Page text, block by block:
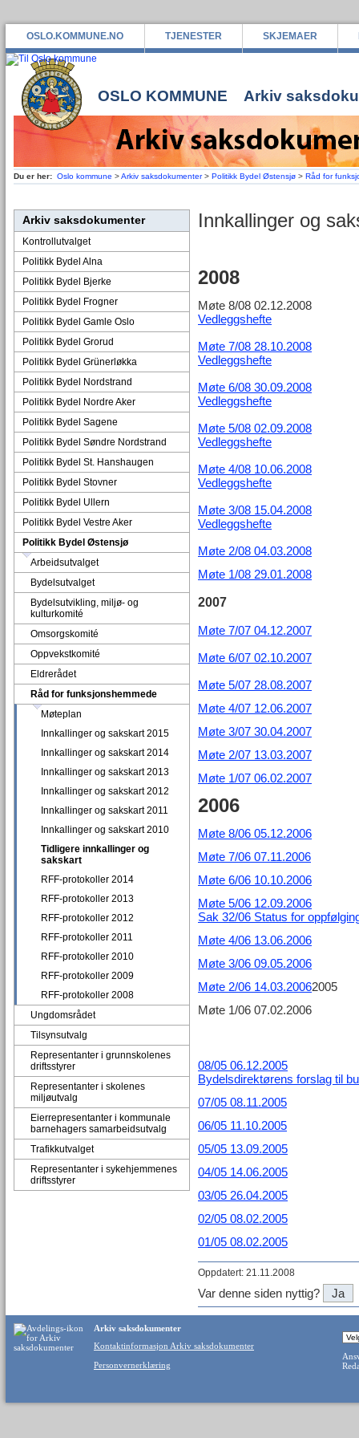
OSLO.KOMMUNE.NO TJENESTER SKJEMAER
OSLO KOMMUNE Arkiv
Du er her: Oslo kommune >Arkiv saksdokumenter> Politikk Bydel Østensjø > Råd for
Arkiv saksdokumenter
Kontrollutvalget
Politikk Bydel Alna
Politikk Bydel Bjerke
Politikk Bydel Frogner
Politikk Bydel Gamle Oslo
Politikk Bydel Grorud
Politikk Bydel Grünerløkka
Politikk Bydel Nordstrand
Politikk Bydel Nordre Aker
Politikk Bydel Sagene
Politikk Bydel Søndre Nordstrand
Politikk Bydel St. Hanshaugen
Politikk Bydel Stovner
Politikk Bydel Ullern
Politikk Bydel Vestre Aker
Politikk Bydel Østensjø
Arbeidsutvalget
Bydelsutvalget
Bydelsutvikling, miljø- og
kulturkomité
Omsorgskomité
Oppvekstkomité
Eldrerådet
Råd for funksjonshemmede
Møteplan
Innkallinger og sakskart 2015
Innkallinger og sakskart 2014
Innkallinger og sakskart 2013
Innkallinger og sakskart 2012
Innkallinger og sakskart 2011
Innkallinger og sakskart 2010
Tidligere innkallinger og
sakskart
RFF-protokoller 2014
RFF-protokoller 2013
RFF-protokoller 2012
RFF-protokoller 2011
RFF-protokoller 2010
RFF-protokoller 2009
RFF-protokoller 2008
Ungdomsrådet
Tilsynsutvalg
Representanter i grunnskolenes
driftsstyrer
Representanter i skolenes
miljøutvalg
Eierrepresentanter i kommunale
barnehagers samarbeidsutvalg
Trafikkutvalget
Representanter i sykehjemmenes
driftsstyrer
Innkallinger og
2008
Møte 8/08 02.12.2008
Vedleggshefte
Møte 7/08 28.10.2008
Vedleggshefte
Møte 6/08 30.09.2008
Vedleggshefte
Møte 5/08 02.09.2008
Vedleggshefte
Møte 4/08 10.06.2008
Vedleggshefte
Møte 3/08 15.04.2008
Vedleggshefte
Møte 2/08 04.03.2008
Møte 1/08 29.01.2008
2007
Møte 7/07 04.12.2007
Møte 6/07 02.10.2007
Møte 5/07 28.08.2007
Møte 4/07 12.06.2007
Møte 3/07 30.04.2007
Møte 2/07 13.03.2007
Møte 1/07 06.02.2007
2006
Møte 8/06 05.12.2006
Møte 7/06 07.11.2006
Møte 6/06 10.10.2006
Møte 5/06 12.09.2006
Sak 32/06 Status for
Møte 4/06 13.06.2006
Møte 3/06 09.05.2006
Møte 2/06 14.03.20062005
Møte 1/06 07.02.2006
08/05 06.12.2005
Bydelsdirektørens forslag til
07/05 08.11.2005
06/05 11.10.2005
05/05 13.09.2005
04/05 14.06.2005
03/05 26.04.2005
02/05 08.02.2005
01/05 08.02.2005
Oppdatert: 21.11.2008
Var denne siden nyttig? Ja
Arkiv saksdokumenter
Kontaktinformasjon Arkiv saksdokumenter
Personvernerklæring